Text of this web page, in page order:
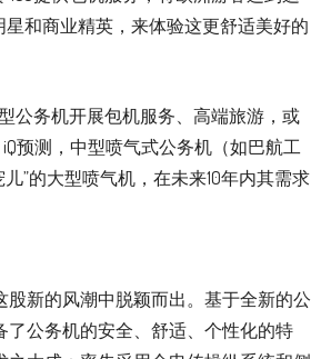
和商业精英，来体验这更舒适美好的
公务机开展包机服务、高端旅游，或
预测，中型喷气式公务机（如巴航工
”的大型喷气机，在未来10年内其需求
新的风潮中脱颖而出。基于全新的公
公务机的安全、舒适、个性化的特